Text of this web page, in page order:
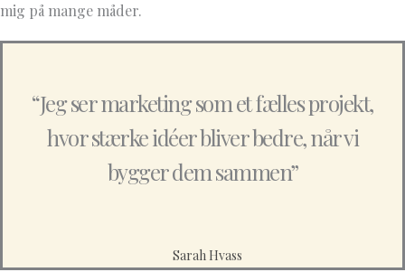
mig på mange måder.
“Jeg ser marketing som et fælles projekt,
hvor stærke idéer bliver bedre, når vi
bygger dem sammen”
Sarah Hvass